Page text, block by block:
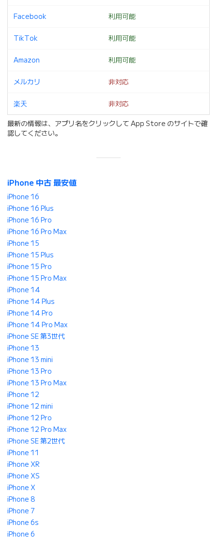
Facebook 利用可能
TikTok 利用可能
Amazon 利用可能
メルカリ 非対応
楽天 非対応
最新の情報は、アプリ名をクリックして App Store のサイトで確
認してください。
iPhone 中古 最安値
iPhone 16
iPhone 16 Plus
iPhone 16 Pro
iPhone 16 Pro Max
iPhone 15
iPhone 15 Plus
iPhone 15 Pro
iPhone 15 Pro Max
iPhone 14
iPhone 14 Plus
iPhone 14 Pro
iPhone 14 Pro Max
iPhone SE 第3世代
iPhone 13
iPhone 13 mini
iPhone 13 Pro
iPhone 13 Pro Max
iPhone 12
iPhone 12 mini
iPhone 12 Pro
iPhone 12 Pro Max
iPhone SE 第2世代
iPhone 11
iPhone XR
iPhone XS
iPhone X
iPhone 8
iPhone 7
iPhone 6s
iPhone 6